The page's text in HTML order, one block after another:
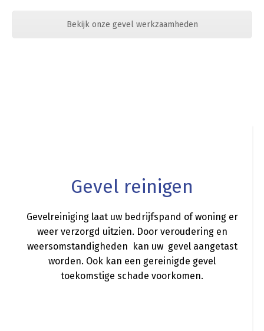
Bekijk onze gevel werkzaamheden
Gevel reinigen
Gevelreiniging laat uw bedrijfspand of woning er
weer verzorgd uitzien. Door veroudering en
weersomstandigheden kan uw gevel aangetast
worden. Ook kan een gereinigde gevel
toekomstige schade voorkomen.